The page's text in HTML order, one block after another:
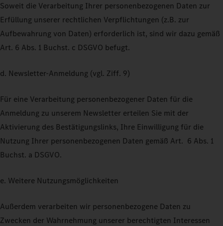
Soweit die Verarbeitung Ihrer personenbezogenen Daten zur
Erfüllung unserer rechtlichen Verpflichtungen (z.B. zur
Aufbewahrung von Daten) erforderlich ist, sind wir dazu gemäß
Art. 6 Abs. 1 Buchst. c DSGVO befugt.
d. Newsletter-Anmeldung (vgl. Ziff. 9)
Für eine Verarbeitung personenbezogener Daten für die
Anmeldung zu unserem Newsletter erteilen Sie mit der
Aktivierung des Bestätigungslinks, Ihre Einwilligung für die
Nutzung Ihrer personenbezogenen Daten gemäß Art. 6 Abs. 1
Buchst. a DSGVO.
e. Weitere Nutzungsmöglichkeiten
Außerdem verarbeiten wir personenbezogene Daten zu
Zwecken der Wahrnehmung unserer berechtigten Interessen